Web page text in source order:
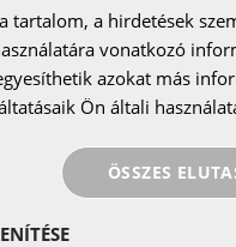
tartalom, a hirdetések
vonatkozó
azokat más
Ön általi
ÖSSZES